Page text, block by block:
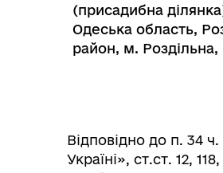
(присадибна
Одеська область,
район, м. Роздільна,
Відповідно до п. 34
Україні», ст.ст. 12,